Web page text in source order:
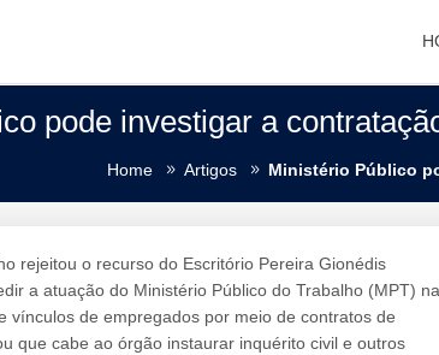
pode investigar a
Home Artigos Ministério Público
rejeitou o recurso do Escritório Pereira Gionédis
a atuação do Ministério Público do Trabalho (MPT) na
vínculos de empregados por meio de contratos de
que cabe ao órgão instaurar inquérito civil e outros